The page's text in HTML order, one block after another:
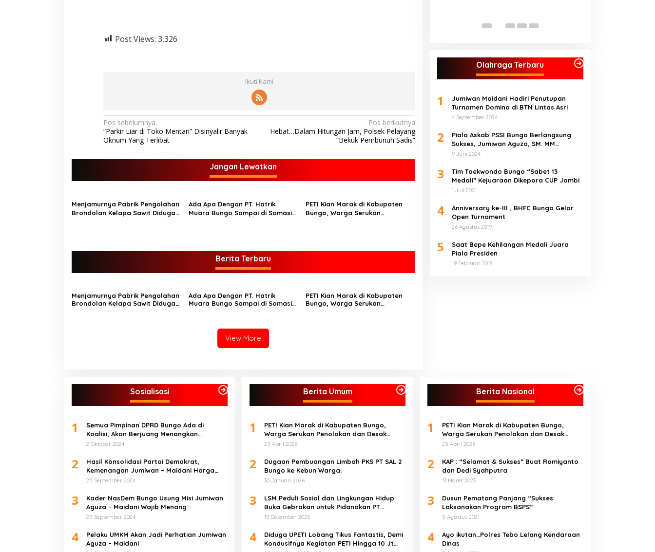
Post Views: 3,326
Ikuti Kami
N
a
g
s
i
o
Pos sebelumnya
“Parkir Liar di Toko Mentari” Disinyalir Banyak
Oknum Yang Terlibat
Pos berikutnya
Hebat…Dalam Hitungan Jam, Polsek Pelayang
“Bekuk Pembunuh Sadis”
Jangan Lewatkan
Menjamurnya Pabrik Pengolahan
Brondolan Kelapa Sawit Diduga
Ada Apa Dengan PT. Hatrik
Muara Bungo Sampai di Somasi
PETI Kian Marak di Kabupaten
Bungo, Warga Serukan
Berita Terbaru
Menjamurnya Pabrik Pengolahan
Brondolan Kelapa Sawit Diduga
Ada Apa Dengan PT. Hatrik
Muara Bungo Sampai di Somasi
PETI Kian Marak di Kabupaten
Bungo, Warga Serukan
View More
Olahraga Terbaru
1
Jumiwan Maidani Hadiri Penutupan
Turnamen Domino di BTN Lintas Asri
4 September 2024
2
Piala Askab PSSI Bungo Berlangsung
Sukses, Jumiwan Aguza, SM. MM
Ucapkan Terimakasih
9 Juni 2024
3
Tim Taekwondo Bungo “Sabet 13
Medali” Kejuaraan Dikepora CUP Jambi
1 Juli 2021
4
Anniversary ke-III , BHFC Bungo Gelar
Open Turnament
26 Agustus 2019
5
Saat Bepe Kehilangan Medali Juara
Piala Presiden
19 Februari 2018
Sosialisasi
1
Semua Pimpinan DPRD Bungo Ada di
Koalisi, Akan Berjuang Menangkan
Pasangan ” JADI ” Jumiwan – Maidani.
2 Oktober 2024
2
Hasil Konsolidasi Partai Demokrat,
Kemenangan Jumiwan – Maidani Harga
Mati
25 September 2024
3
Kader NasDem Bungo Usung Misi Jumiwan
Aguza – Maidani Wajib Menang
25 September 2024
4
Pelaku UMKM Akan Jadi Perhatian Jumiwan
Aguza – Maidani
Berita Umum
1
PETI Kian Marak di Kabupaten Bungo,
Warga Serukan Penolakan dan Desak
Penindakan Tegas Sebelum Bencana
25 April 2026
2
Dugaan Pembuangan Limbah PKS PT SAL 2
Bungo ke Kebun Warga.
30 Januari 2026
3
LSM Peduli Sosial dan Lingkungan Hidup
Buka Gebrakan untuk Pidanakan PT
Samudera Nabati Mas atas Dugaan
19 Desember 2025
4
Diduga UPETI Lobang Tikus Fantastis, Demi
Kondusifnya Kegiatan PETI Hingga 10 Jt
Berita Nasional
1
PETI Kian Marak di Kabupaten Bungo,
Warga Serukan Penolakan dan Desak
Penindakan Tegas Sebelum Bencana
25 April 2026
2
KAP : “Selamat & Sukses” Buat Romiyanto
dan Dedi Syahputra
13 Maret 2023
3
Dusun Pematang Panjang “Sukses
Laksanakan Program BSPS”
5 Agustus 2021
4
Ayo ikutan…Polres Tebo Lelang Kendaraan
Dinas